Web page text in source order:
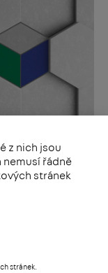
z nich jsou
nemusí řádně
stránek
stránek.